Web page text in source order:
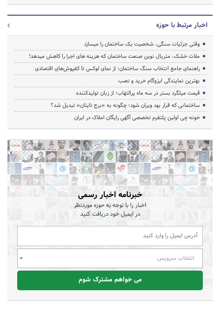
اخبار مرتبط با حوزه
وقتی جزئیات سنگی، شخصیت یک ساختمان را میسازد
ملات خشک، متریال نوین صنعت ساختمان که هزینه‌ های اجرا را کاهش میدهد!
راهنمای جامع انتخاب سنگ ساختمان؛ از نمای لوکس تا کفپوش‌های اقتصادی
بهترین نمایندگی ایزوگام خرید و نصب
قیمت میلگرد بستر در سه ماه پرالتهاب؛ از زبان تولیدکننده
ساختمانی که قرار بود ویران شود؛ چگونه به «برج تایتان» تبدیل شد؟
خونه چی اولین پلتفرم تخصصی آگهی رایگان املاک در ایران
خبرنامه اخبار رسمی
اخبار را با توجه به حوزه موردنظر
در ایمیل خود دریافت کنید
انتخاب سرویس
می خواهم مشترک شوم